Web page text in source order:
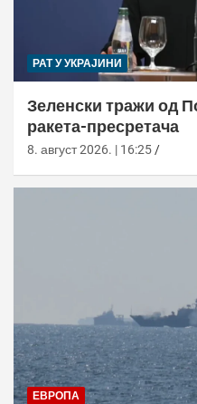
РАТ У УКРАЈИНИ
Зеленски тражи од
ракета-пресретача
8. август 2026. | 16:25
ЕВРОПА